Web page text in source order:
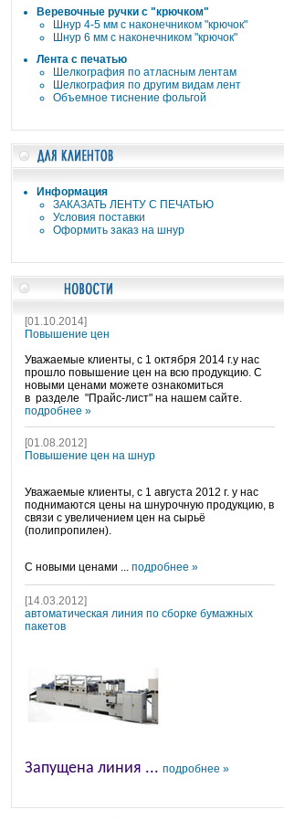
Веревочные ручки c "крючком"
Шнур 4-5 мм с наконечником "крючок"
Шнур 6 мм с наконечником "крючок"
Лента с печатью
Шелкография по атласным лентам
Шелкография по другим видам лент
Объемное тиснение фольгой
Информация
ЗАКАЗАТЬ ЛЕНТУ С ПЕЧАТЬЮ
Условия поставки
Оформить заказ на шнур
[01.10.2014]
Повышение цен
Уважаемые клиенты, с 1 октября 2014 г.у нас
прошло повышение цен на всю продукцию. С
новыми ценами можете ознакомиться
в разделе "Прайс-лист" на нашем сайте.
подробнее »
[01.08.2012]
Повышение цен на шнур
Уважаемые клиенты, с 1 августа 2012 г. у нас
поднимаются цены на шнурочную продукцию, в
связи с увеличением цен на сырьё
(полипропилен).
С новыми ценами ... подробнее »
[14.03.2012]
автоматическая линия по сборке бумажных
пакетов
Запущена линия ... подробнее »